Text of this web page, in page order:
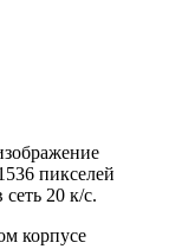
пикселей
20 к/с.
корпусе